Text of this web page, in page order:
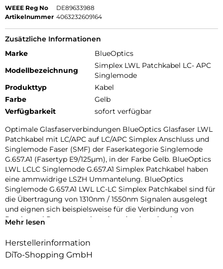
WEEE Reg No
DE89633988
Artikelnummer 4063232609164
Zusätzliche Informationen
Marke
BlueOptics
Modellbezeichnung
Simplex LWL Patchkabel LC- APC
Singlemode
Produkttyp
Kabel
Farbe
Gelb
Verfügbarkeit
sofort verfügbar
Optimale Glasfaserverbindungen BlueOptics Glasfaser LWL
Patchkabel mit LC/APC auf LC/APC Simplex Anschluss und
Singlemode Faser (SMF) der Faserkategorie Singlemode
G.657.A1 (Fasertyp E9/125µm), in der Farbe Gelb. BlueOptics
LWL LCLC Singlemode G.657.A1 Simplex Patchkabel haben
eine ammwidrige LSZH Ummantelung. BlueOptics
Singlemode G.657.A1 LWL LC-LC Simplex Patchkabel sind für
die Übertragung von 1310nm / 1550nm Signalen ausgelegt
und eignen sich beispielsweise für die Verbindung von
Patchpanel Ports untereinander oder dem damit
Dämpfungswerte BlueOptics Singlemode G.657.A1 LWL LC-
0,4dB pro Kilometer, eine geringe Eingangsdämpfung (Input
Mehr lesen
Herstellerinformation
DiTo-Shopping GmbH